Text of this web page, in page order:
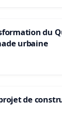
du
urbaine
de